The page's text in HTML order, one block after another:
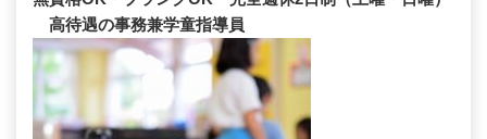
高待遇の事務兼学童指導員